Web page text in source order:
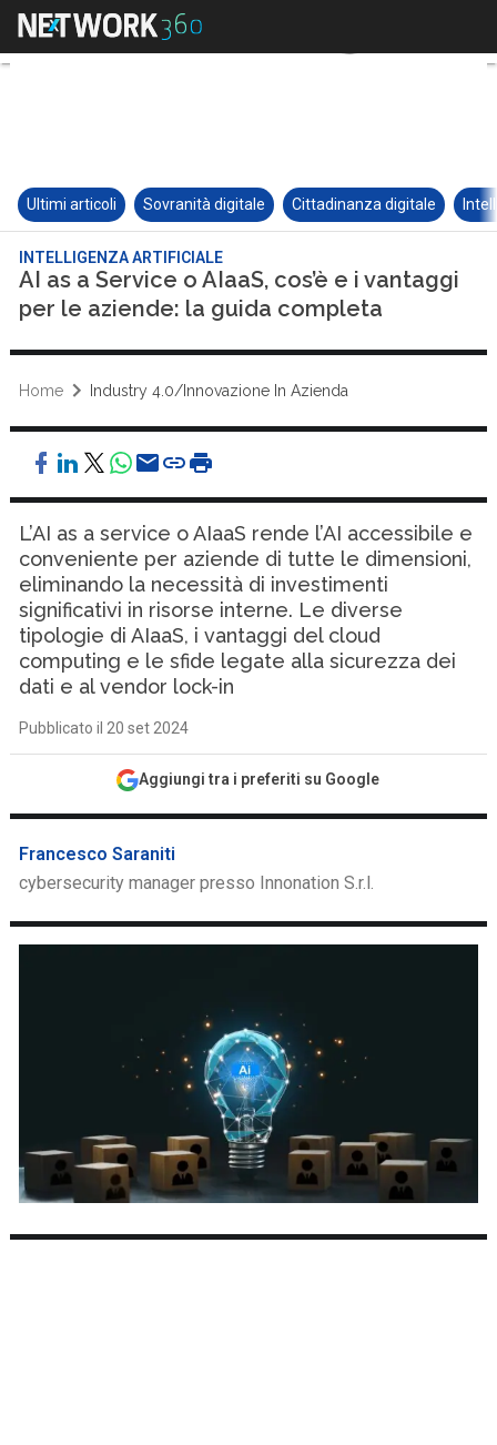
Ultimi articoli Sovranità digitale Cittadinanza digitale
INTELLIGENZA ARTIFICIALE
AI as a Service o AIaaS, cos’è e i vantaggi
per le aziende: la guida completa
Home Industry 4.0/Innovazione In Azienda
L’AI as a service o AIaaS rende l’AI accessibile e
conveniente per aziende di tutte le dimensioni,
eliminando la necessità di investimenti
significativi in risorse interne. Le diverse
tipologie di AIaaS, i vantaggi del cloud
computing e le sfide legate alla sicurezza dei
dati e al vendor lock-in
Pubblicato il 20 set 2024
Aggiungi tra i preferiti su Google
Francesco Saraniti
cybersecurity manager presso Innonation S.r.l.